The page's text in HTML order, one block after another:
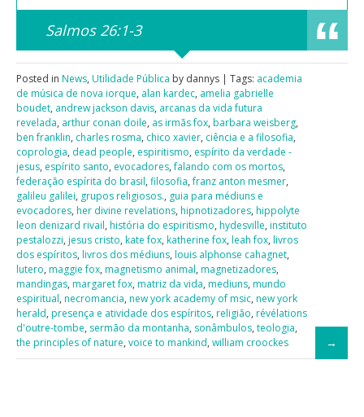
Salmos 26:1-3
Posted in News, Utilidade Pública by dannys | Tags: academia
de música de nova iorque, alan kardec, amelia gabrielle
boudet, andrew jackson davis, arcanas da vida futura
revelada, arthur conan doile, as irmãs fox, barbara weisberg,
ben franklin, charles rosma, chico xavier, ciência e a filosofia,
coprologia, dead people, espiritismo, espírito da verdade -
jesus, espírito santo, evocadores,falando com os mortos,
federação espírita do brasil, filosofia,franz anton mesmer,
galileu galilei, grupos religiosos., guia para médiuns e
evocadores, her divine revelations, hipnotizadores, hippolyte
leon denizard rivail, história do espiritismo, hydesville, instituto
pestalozzi, jesus cristo, kate fox, katherine fox, leah fox, livros
dos espíritos, livros dos médiuns, louis alphonse cahagnet,
lutero, maggie fox, magnetismo animal, magnetizadores,
mandingas, margaret fox, matriz da vida, mediuns, mundo
espiritual, necromancia, new york academy of msic, new york
herald, presença e atividade dos espíritos, religião, révélations
d'outre-tombe, sermão da montanha, sonâmbulos, teologia,
the principles of nature, voice to mankind, william croockes